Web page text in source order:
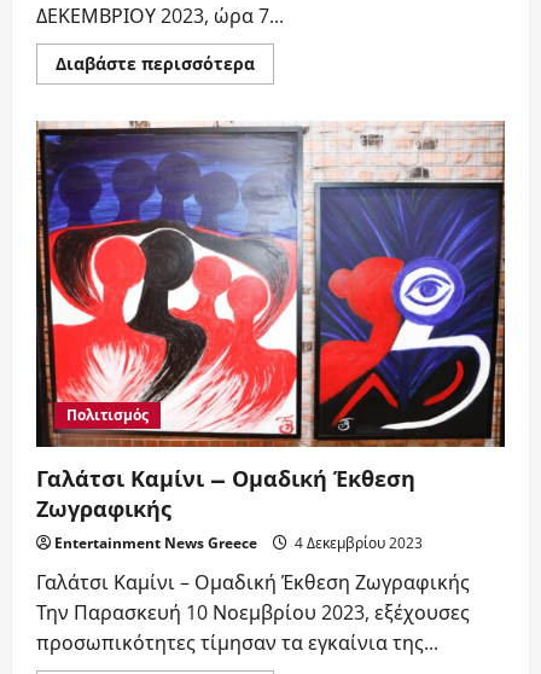
ΔΕΚΕΜΒΡΙΟΥ 2023, ώρα 7...
Διαβάστε περισσότεραRead
more
ΑΓΑΠΗΣ
2»,
ΠΕΙΡΑΙΚΟΣ
ΣΥΝΔΕΣΜΟΣ,
13
ΔΕΚΕΜΒΡΙΟΥ
2023,
ΩΡΑ
7
Μ.Μ.
Πολιτισμός
Γαλάτσι Καμίνι – Ομαδική Έκθεση
Ζωγραφικής
Entertainment News Greece 4 Δεκεμβρίου 2023
Γαλάτσι Καμίνι – Ομαδική Έκθεση Ζωγραφικής
Την Παρασκευή 10 Νοεμβρίου 2023, εξέχουσες
προσωπικότητες τίμησαν τα εγκαίνια της...